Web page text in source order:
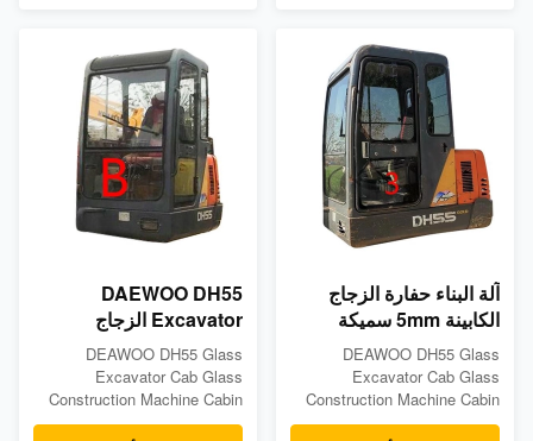
815mm wide, 830mm height -
Position: Front up, No.A -
Packge details: Wooden box
included/foam between the ...
ZX200-3 ZX350LC ZAX470 -
Measurements: 5mm thick,
778mm wide, 271mm height -
Position: Front Down ...
آلة البناء حفارة الزجاج
الكابينة 5mm سميكة
450mm واسعة
DEAWOO DH55 Glass
Excavator Cab Glass
Construction Machine Cabin
Left Door Lower Position NO.3
DAEWOO DH55
Excavator الزجاج
الأمامي الزجاج المقسى
DEAWOO DH55 Glass
Excavator Cab Glass
Construction Machine Cabin
Front Down Position B